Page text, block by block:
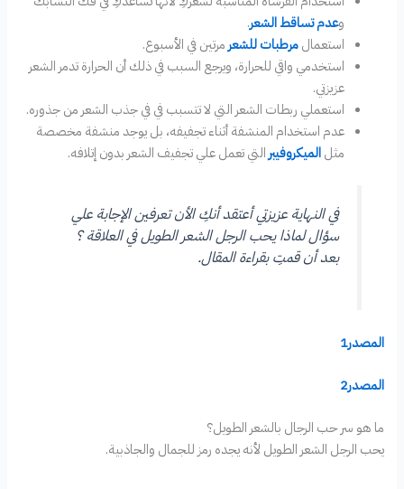
وعدم تساقط الشعر.
استعمالمرطبات للشعر مرتين في الأسبوع.
استخدمي واقي للحرارة، ويرجع السبب في ذلك أن الحرارة تدمر الشعر
عزيزتي.
استعملي ربطات الشعر التي لا تتسبب في في جذب الشعر من جذوره.
عدم استخدام المنشفة أثناء تجفيفه، بل يوجد منشفة مخصصة
مثلالميكروفيبر التي تعمل علي تجفيف الشعر بدون إتلافه.
في النهاية عزيزتي أعتقد أنكِ الأن تعرفين الإجابة علي
سؤال لماذا يحب الرجل الشعر الطويل في العلاقة ؟
بعد أن قمتِ بقراءة المقال.
المصدر1
المصدر2
ما هو سر حب الرجال بالشعر الطويل؟
يحب الرجل الشعر الطويل لأنه يجده رمز للجمال والجاذبية.